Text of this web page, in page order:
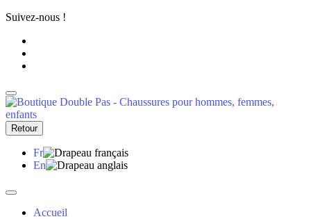
Suivez-nous !
Retour
Fr
En
Accueil